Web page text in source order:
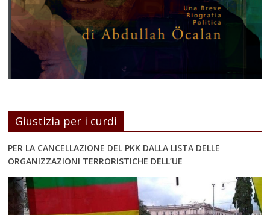
Giustizia per i curdi
PER LA CANCELLAZIONE DEL PKK DALLA LISTA DELLE
ORGANIZZAZIONI TERRORISTICHE DELL’UE